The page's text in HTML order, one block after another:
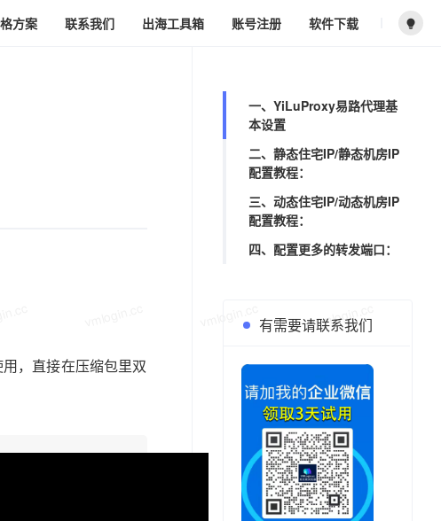
方案 联系我们 出海工具箱 账号注册 软件下载
，直接在压缩包里双
一、YiLuProxy易路代理基
本设置
二、静态住宅IP/静态机房IP
配置教程：
三、动态住宅IP/动态机房IP
配置教程：
四、配置更多的转发端口：
有需要请联系我们
vmlogin.cc vmlogin.cc vmlogin.cc
vmlogin.cc vmlogin.cc